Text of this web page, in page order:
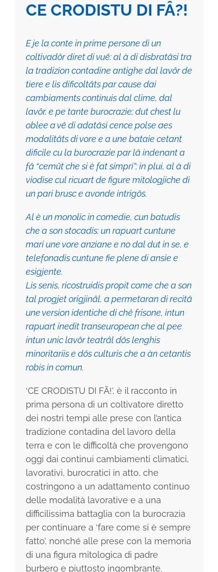
CE CRODISTU DI FÂ?!
E je la conte in prime persone di un
coltivadôr diret di vuê: al à di disbratâsi tra
la tradizion contadine antighe dal lavôr de
tiere e lis dificoltâts par cause dai
cambiaments continuis dal clime, dal
lavôr, e pe tante burocrazie; dut chest lu
oblee a vê di adatâsi cence polse aes
modalitâts di vore e a une bataie cetant
dificile cu la burocrazie par lâ indenant a
fâ “cemût che si è fat simpri”; in plui, al à di
viodise cul ricuart de figure mitologjiche di
un pari brusc e avonde intrigôs.
Al è un monolic in comedie, cun batudis
che a son stocadis: un rapuart cuntune
mari une vore anziane e no dal dut in se, e
telefonadis cuntune fie plene di ansie e
esigjente.
Lis senis, ricostruidis propit come che a son
tal progjet origjinâl, a permetaran di recitâ
une version identiche di chê frisone, intun
rapuart inedit transeuropean che al pee
intun unic lavôr teatrâl dôs lenghis
minoritariis e dôs culturis che a àn cetantis
robis in comun.
‘CE CRODISTU DI FÃ!’, è il racconto in
prima persona di un coltivatore diretto
dei nostri tempi alle prese con l’antica
tradizione contadina del lavoro della
terra e con le difficoltà che provengono
oggi dai continui cambiamenti climatici,
lavorativi, burocratici in atto, che
costringono a un adattamento continuo
delle modalità lavorative e a una
difficilissima battaglia con la burocrazia
per continuare a ‘fare come si è sempre
fatto’, nonché alle prese con la memoria
di una figura mitologica di padre
burbero e piuttosto ingombrante.